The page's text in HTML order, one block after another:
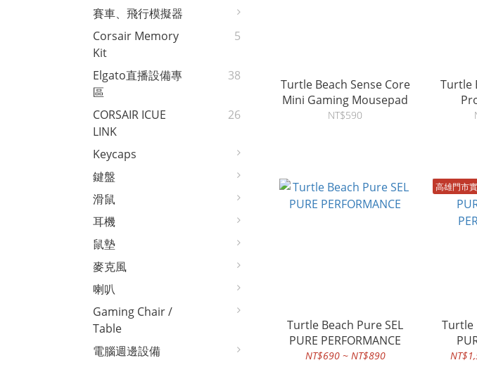
賽車、飛行模擬器
Corsair Memory
Kit
5
Elgato直播設備專
區
38
CORSAIR ICUE
LINK
26
Keycaps
鍵盤
滑鼠
耳機
鼠墊
麥克風
喇叭
Gaming Chair /
Table
電腦週邊設備
Turtle Beach Sense Core
Mini Gaming Mousepad
NT$590
Turtle
Turtle Beach Pure SEL
PURE PERFORMANCE
NT$690 ~ NT$890
高雄門市
Turtle